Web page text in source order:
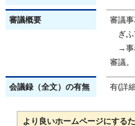
審議概要
審議
ぎふ
→事
審議。
会議録（全文）の有無 有(詳
より良いホームページにする